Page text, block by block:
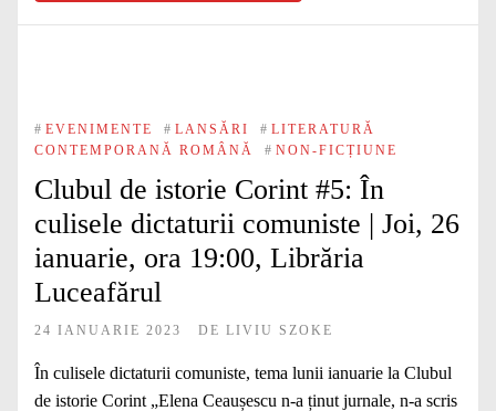
# EVENIMENTE # LANSĂRI # LITERATURĂ
CONTEMPORANĂ ROMÂNĂ
# NON-FICȚIUNE
Clubul de istorie Corint #5: În
culisele dictaturii comuniste | Joi, 26
ianuarie, ora 19:00, Librăria
Luceafărul
24 IANUARIE 2023 DE LIVIU SZOKE
În culisele dictaturii comuniste, tema lunii ianuarie la Clubul
de istorie Corint „Elena Ceaușescu n-a ținut jurnale, n-a scris